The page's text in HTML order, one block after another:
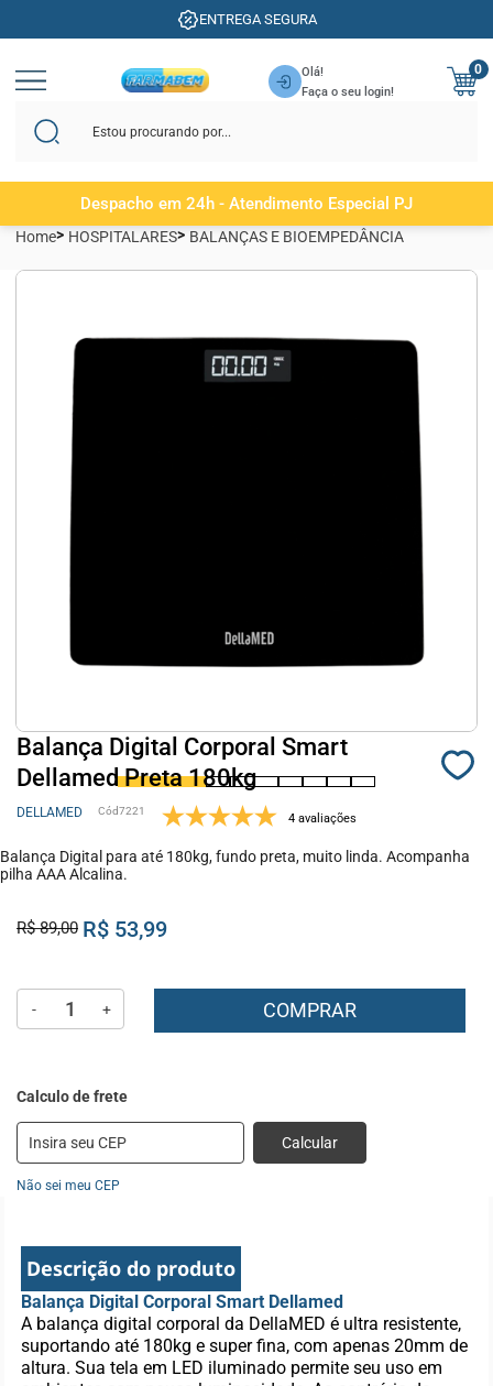
ENTREGA SEGURA
Olá!
Faça o seu login!
0
Despacho em 24h - Atendimento Especial PJ
Home HOSPITALARES BALANÇAS E BIOEMPEDÂNCIA
Balança Digital Corporal Smart
Dellamed Preta 180kg
DELLAMED 7221 4 avaliações
Balança Digital para até 180kg, fundo preta, muito linda. Acompanha
pilha AAA Alcalina.
R$ 89,00 R$ 53,99
- + COMPRAR
Calcular
Não sei meu CEP
Descrição do produto
Balança Digital Corporal Smart Dellamed
A balança digital corporal da DellaMED é ultra resistente,
suportando até 180kg e super fina, com apenas 20mm de
altura. Sua tela em LED iluminado permite seu uso em